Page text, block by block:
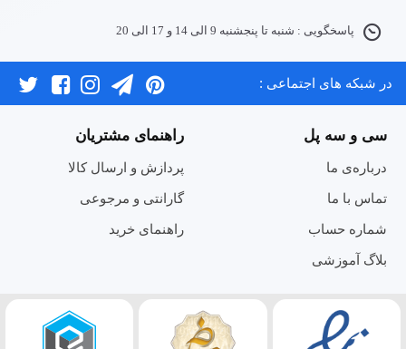
پاسخگویی : شنبه تا پنجشنبه 9 الی 14 و 17 الی 20
در شبکه های اجتماعی :
سی و سه پل
درباره‌ی ما
تماس با ما
شماره حساب
بلاگ آموزشی
راهنمای مشتریان
پردازش و ارسال کالا
گارانتی و مرجوعی
راهنمای خرید